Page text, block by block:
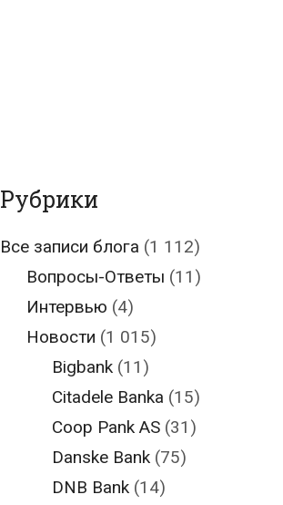
Рубрики
Все записи блога (1 112)
Вопросы-Ответы (11)
Интервью (4)
Новости (1 015)
Bigbank (11)
Citadele Banka (15)
Coop Pank AS (31)
Danske Bank (75)
DNB Bank (14)